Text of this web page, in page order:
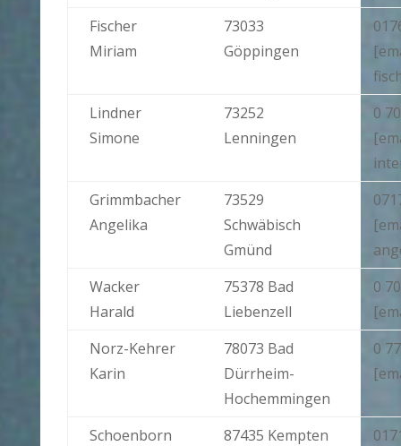
Fischer
Miriam
73033
Göppingen
Lindner
Simone
73252
Lenningen
0
Grimmbacher
Angelika
73529
Schwäbisch
Gmünd
Wacker
Harald
75378 Bad
Liebenzell
0
Norz-Kehrer
Karin
78073 Bad
Dürrheim-
Hochemmingen
0
Schoenborn
87435 Kempten